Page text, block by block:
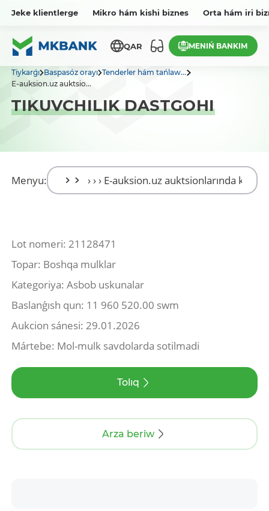
Jeke klientlerge Mikro hám kishi biznes Orta hám iri
QAR MENIŃ BANKIM
Tiykarǵı Baspasóz orayı Tenderler hám tańlaw...
E-auksion.uz auktsio...
TIKUVCHILIK DASTGOHI
Menyu:
Lot nomeri: 21128471
Topar: Boshqa mulklar
Kategoriya: Asbob uskunalar
Baslanǵısh qun: 11 960 520.00 swm
Aukcion sánesi: 29.01.2026
Mártebe: Mol-mulk savdolarda sotilmadi
Tolıq
Arza beriw